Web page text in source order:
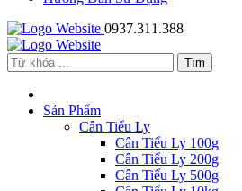
0937.311.388
Sản Phẩm
Cân Tiểu Ly
Cân Tiểu Ly 100g
Cân Tiểu Ly 200g
Cân Tiểu Ly 500g